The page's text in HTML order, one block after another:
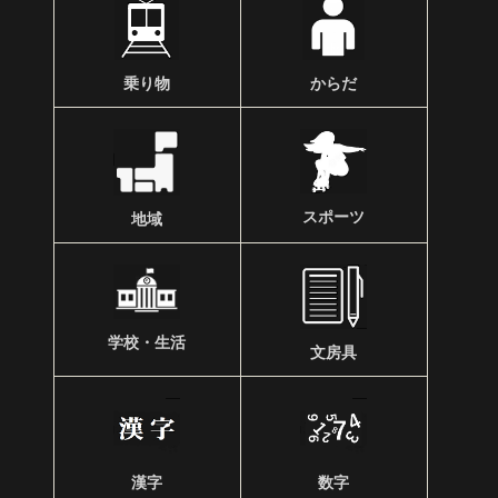
乗り物 からだ
地域 スポーツ
学校・生活
文房具
漢字 数字